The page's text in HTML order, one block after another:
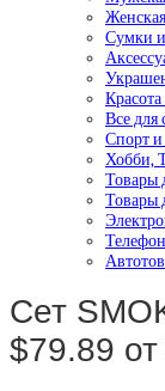
Сумки
Все для
Спорт
Хобби,
Товары
Товары
Сет
$79.89